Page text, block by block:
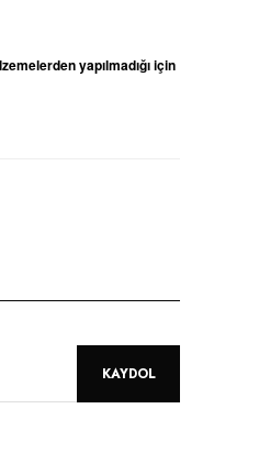
yapılmadığı için
KAYDOL